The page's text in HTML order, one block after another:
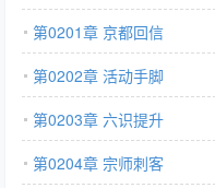
第0201章 京都回信
第0202章 活动手脚
第0203章 六识提升
第0204章 宗师刺客